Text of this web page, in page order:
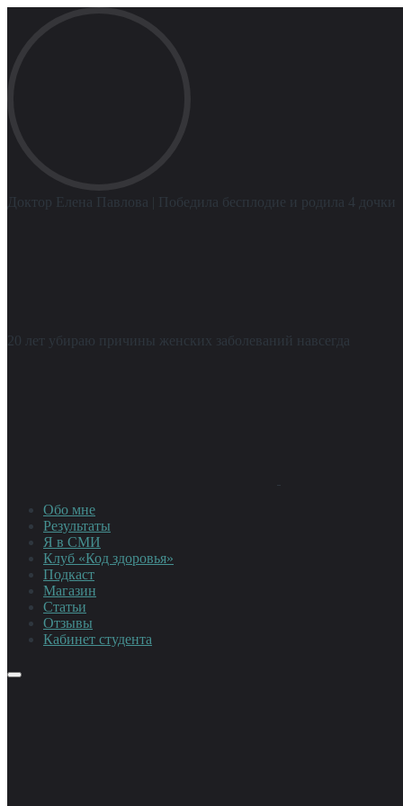
Доктор Елена Павлова | Победила бесплодие и родила 4 дочки
20 лет убираю причины женских заболеваний навсегда
Обо мне
Результаты
Я в СМИ
Клуб «Код здоровья»
Подкаст
Магазин
Статьи
Отзывы
Кабинет студента